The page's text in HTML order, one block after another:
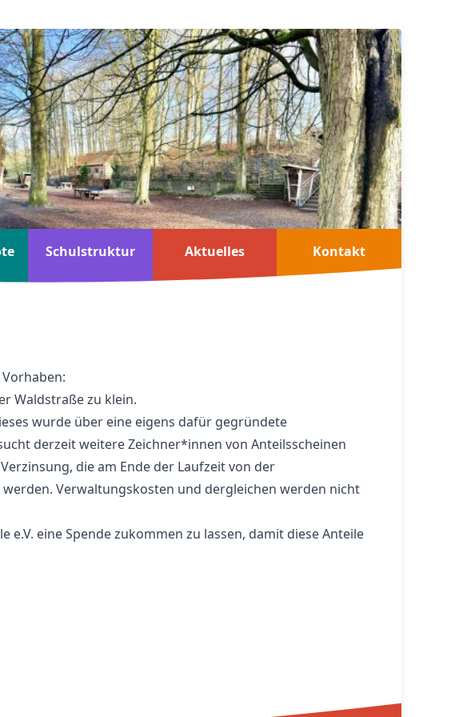
Schulstruktur Aktuelles Kontakt
Waldstraße zu klein.
wurde über eine eigens dafür gegründete
derzeit weitere Zeichner*innen von Anteilsscheinen
die am Ende der Laufzeit von der
Verwaltungskosten und dergleichen werden nicht
e.V. eine Spende zukommen zu lassen, damit diese Anteile